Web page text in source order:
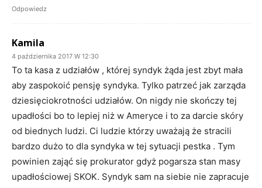
Odpowiedz
Kamila
4 października 2017 W 12:30
To ta kasa z udziałów , której syndyk żąda jest zbyt mała
aby zaspokoić pensję syndyka. Tylko patrzeć jak zarząda
dziesięciokrotności udziałów. On nigdy nie skończy tej
upadłości bo to lepiej niż w Ameryce i to za darcie skóry
od biednych ludzi. Ci ludzie którzy uważają że stracili
bardzo dużo to dla syndyka w tej sytuacji pestka . Tym
powinien zająć się prokurator gdyż pogarsza stan masy
upadłościowej SKOK. Syndyk sam na siebie nie zapracuje